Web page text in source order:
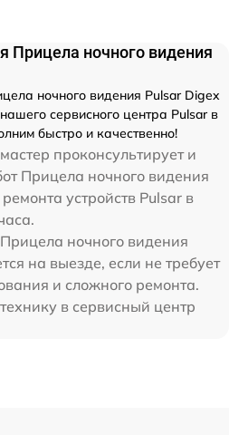
Прицела ночного видения
ночного видения Pulsar Digex
сервисного центра Pulsar в
быстро и качественно!
проконсультирует и
Прицела ночного видения
устройств Pulsar в
ночного видения
на выезде, если не требует
и сложного ремонта.
в сервисный центр